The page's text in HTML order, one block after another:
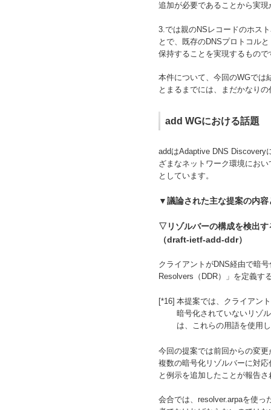
追加が必要であることから実
3.では親のNSレコードのホス
とで、既存のDNSプロトコル
保持することを実現するもので
本件について、今回のWGでは
とまるまでには、まだかなり
add WGにおける話題
addはAdaptive DNS Discovery
ざまなネットワーク環境にお
としています。
▼議論された主な提案の内容
▽リゾルバーの構成を検出す
（draft-ietf-add-ddr）
クライアントがDNS経由で暗
Resolvers（DDR）」を定義す
[*16] 本提案では、クライアン
暗号化されていないリゾ
は、これらの用語を使用
今回の提案では前回からの変
複数の暗号化リゾルバーに対
と例示を追加したことが報告
会合では、resolver.arpaを使っ